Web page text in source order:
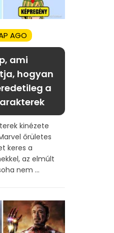
AGO
ami
hogyan
a
kinézete
őrületes
keres a
az elmúlt
nem ...